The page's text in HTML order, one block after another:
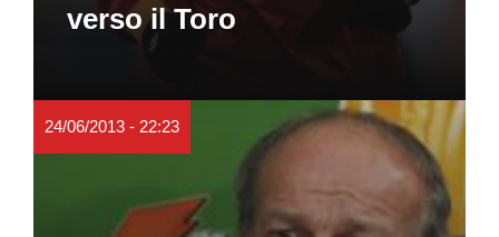
verso il Toro
24/06/2013 - 22:23